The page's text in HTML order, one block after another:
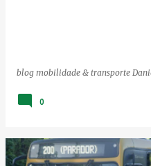
blog mobilidade & transporte
0